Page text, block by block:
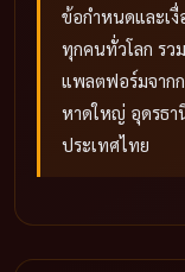
ข้อกำหนดและเ
ทุกคนทั่วโลก รว
แพลตฟอร์มจาก
หาดใหญ่ อุดรธา
ประเทศไทย